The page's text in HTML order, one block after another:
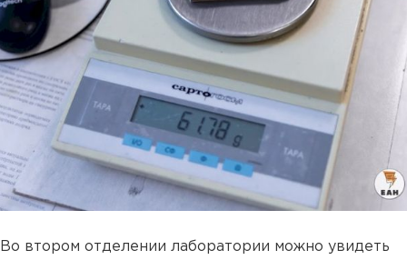
Во втором отделении лаборатории можно увидеть